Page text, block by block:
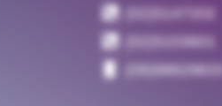
(02)5147202
(02)5103601
(09)98829833